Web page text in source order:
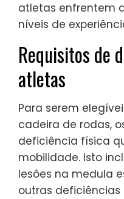
atletas enfrentem
níveis de
Requisitos de
atletas
Para serem
cadeira de rodas,
deficiência física
mobilidade. Isto
lesões na medula
outras